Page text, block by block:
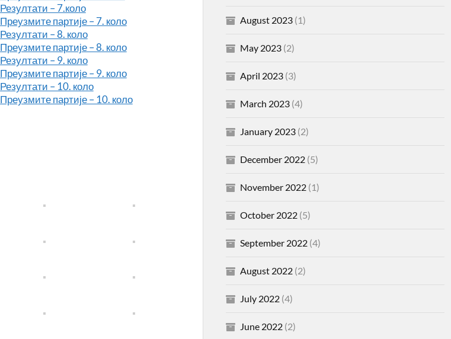
Резултати – 7.коло
Преузмите партије – 7. коло
Резултати – 8. коло
Преузмите партије – 8. коло
Резултати – 9. коло
Преузмите партије – 9. коло
Резултати – 10. коло
Преузмите партије – 10. коло
August 2023(1)
May 2023(2)
April 2023(3)
March 2023(4)
January 2023(2)
December 2022(5)
November 2022(1)
October 2022(5)
September 2022(4)
August 2022(2)
July 2022(4)
June 2022(2)